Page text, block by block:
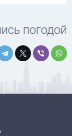
погодой